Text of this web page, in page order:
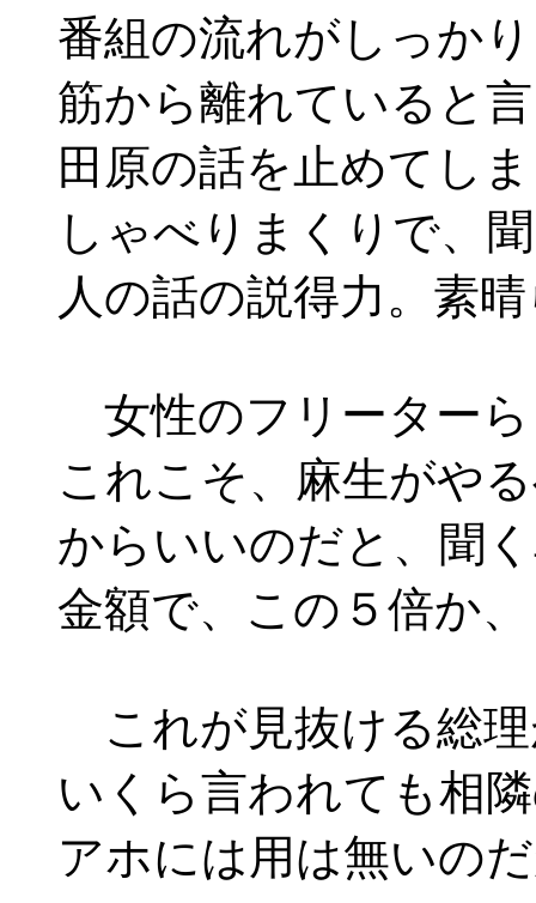
番組の流れがしっか
筋から離れていると
田原の話を止めてし
しゃべりまくりで、
人の話の説得力。素
女性のフリーターら
これこそ、麻生がや
からいいのだと、聞
金額で、この５倍か
これが見抜ける総理
いくら言われても相
アホには用は無いの